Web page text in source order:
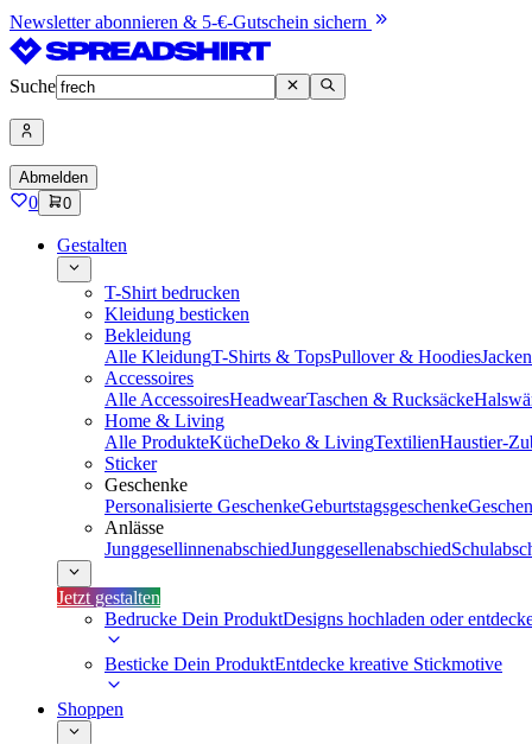
Newsletter abonnieren & 5-€-Gutschein sichern
Suche
Abmelden
0 0
Gestalten
T-Shirt bedrucken
Kleidung besticken
Bekleidung
Alle KleidungT-Shirts & TopsPullover & Hoodies
Accessoires
Alle AccessoiresHeadwearTaschen & Rucksäcke
Home & Living
Alle ProdukteKücheDeko & LivingTextilienHaustier-
Sticker
Geschenke
Personalisierte GeschenkeGeburtstagsgeschenke
Anlässe
JunggesellinnenabschiedJunggesellenabschied
Jetzt gestalten
Bedrucke Dein ProduktDesigns hochladen oder
Besticke Dein ProduktEntdecke kreative Stickmotive
Shoppen